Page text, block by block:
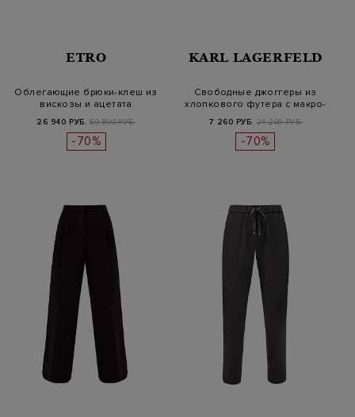
ETRO
Облегающие брюки-клеш из
вискозы и ацетата
26 940 РУБ. 89 800 РУБ.
-70%
KARL LAGERFELD
Свободные джоггеры из
хлопкового футера с макро-
принто…
7 260 РУБ. 24 200 РУБ.
-70%